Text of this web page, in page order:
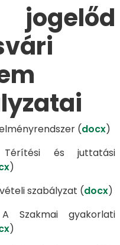
(docx)
és juttatási
)
szabályzat (docx)
Szakmai gyakorlati
)